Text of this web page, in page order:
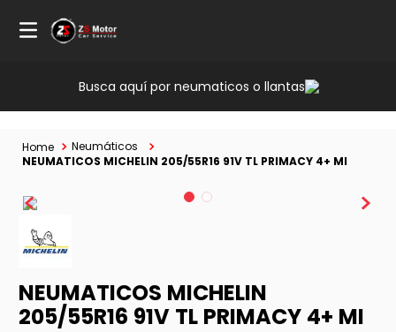
Busca aquí por neumaticos o llantas
Neumáticos
NEUMATICOS MICHELIN 205/55R16 91V TL PRIMACY 4+ MI
NEUMATICOS MICHELIN
205/55R16 91V TL PRIMACY 4+ MI